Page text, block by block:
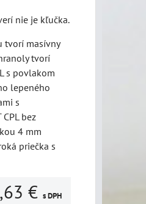
nie je kľučka.
tvorí masívny
tvorí
s povlakom
lepeného
s
bez
4 mm
priečka s
€ s DPH